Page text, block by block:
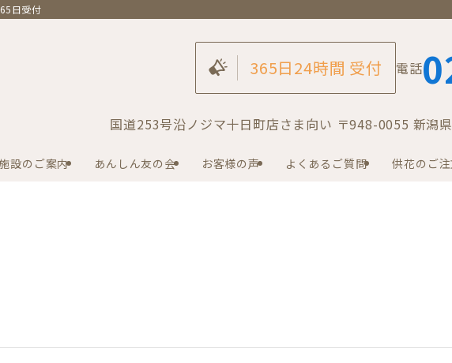
日受付
設のご案内 あんしん友の会 お客様の声 よくあるご質問 供花のご
365日24時間 受付 電話
国道253号沿ノジマ十日町店さま向い 〒948-0055 新潟